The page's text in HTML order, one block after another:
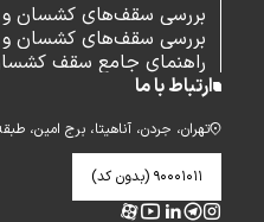
بررسی سقف‌های کشسان و
بررسی سقف‌های کشسان
راهنمای جامع سقف
ارتباط با ما
تهران، جردن، آناهیتا، برج امین، طبقه
۹۰۰۰۱۰۱۱ (بدون کد)